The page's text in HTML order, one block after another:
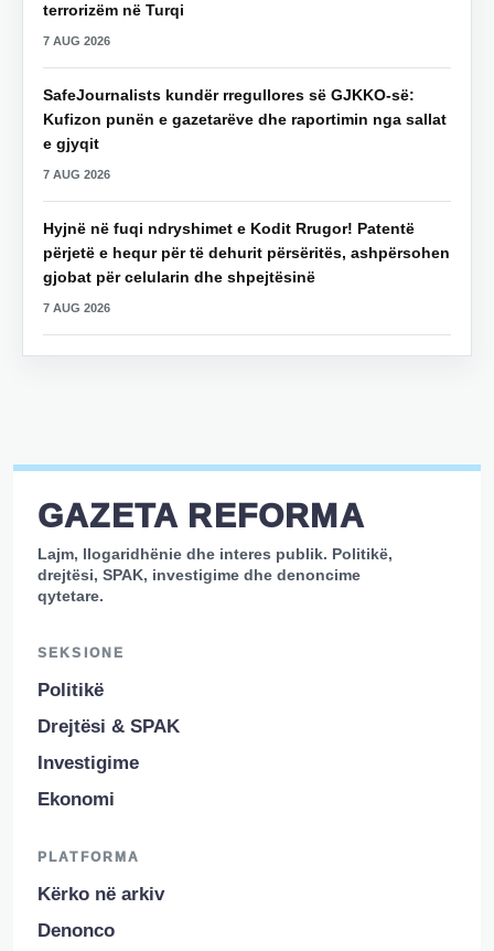
terrorizëm në Turqi
7 AUG 2026
SafeJournalists kundër rregullores së GJKKO-së:
Kufizon punën e gazetarëve dhe raportimin nga sallat
e gjyqit
7 AUG 2026
Hyjnë në fuqi ndryshimet e Kodit Rrugor! Patentë
përjetë e hequr për të dehurit përsëritës, ashpërsohen
gjobat për celularin dhe shpejtësinë
7 AUG 2026
GAZETA REFORMA
Lajm, llogaridhënie dhe interes publik. Politikë,
drejtësi, SPAK, investigime dhe denoncime
qytetare.
SEKSIONE
Politikë
Drejtësi & SPAK
Investigime
Ekonomi
PLATFORMA
Kërko në arkiv
Denonco